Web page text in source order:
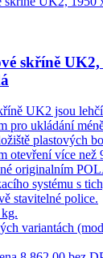
skříně UK2,
UK2 jsou
pro ukládání
plastových
otevření více než
originalním
systému s
stavitelné police.
variantách